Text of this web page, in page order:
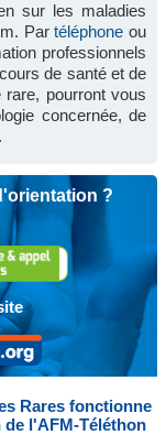
sur les maladies
Partéléphone ou
professionnels
de santé et de
rare, pourront vous
concernée, de
?
Rares fonctionne
l'AFM-Téléthon